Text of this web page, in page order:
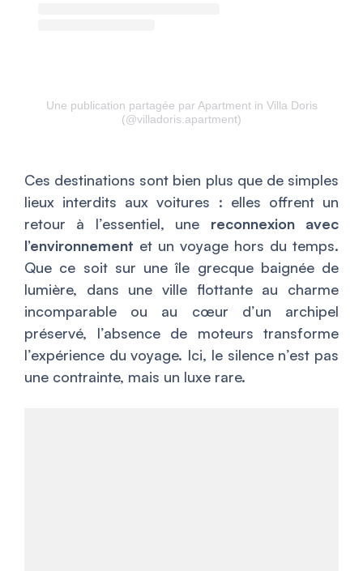
Une publication partagée par Apartment in Villa Doris
(@villadoris.apartment)
Ces destinations sont bien plus que de simples
lieux interdits aux voitures : elles offrent un
retour à l’essentiel, une reconnexion avec
l’environnement et un voyage hors du temps.
Que ce soit sur une île grecque baignée de
lumière, dans une ville flottante au charme
incomparable ou au cœur d’un archipel
préservé, l’absence de moteurs transforme
l’expérience du voyage. Ici, le silence n’est pas
une contrainte, mais un luxe rare.